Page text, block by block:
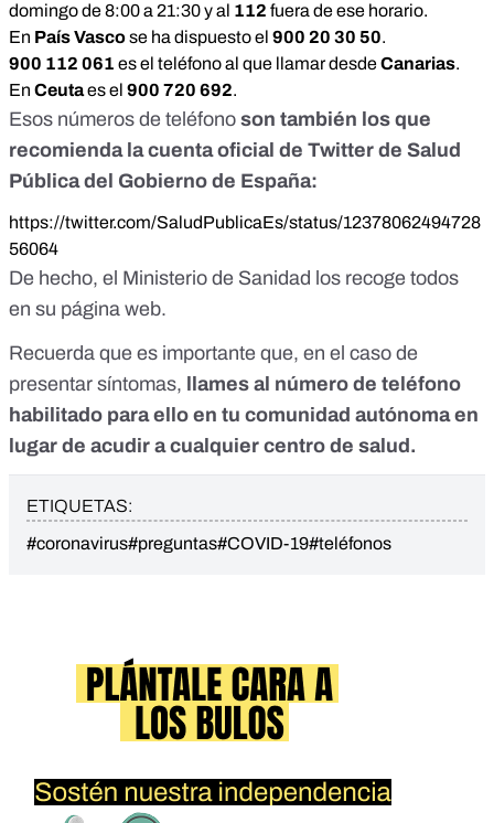
domingo de 8:00 a 21:30 y al 112 fuera de ese horario.
En País Vascose ha dispuesto el 900 20 30 50.
900 112 061 es el teléfono al que llamar desdeCanarias.
En Ceutaes el 900 720 692.
Esos números de teléfono son también los que
recomienda la cuenta oficial de Twitter de Salud
Pública del Gobierno de España:
https://twitter.com/SaludPublicaEs/status/12378062494728
56064
De hecho, el Ministerio de Sanidad los recoge todos
en su página web.
Recuerda que es importante que, en el caso de
presentar síntomas,
llames al número de teléfono
habilitado para ello en tu comunidad autónoma en
lugar de acudir a cualquier centro de salud.
ETIQUETAS:
#coronavirus#preguntas#COVID-19#teléfonos